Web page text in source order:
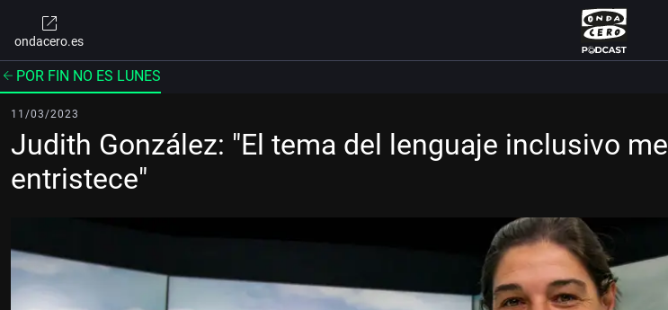
ondacero.es
POR FIN NO ES LUNES
11/03/2023
Judith González: "El tema del lenguaje inclusivo me
entristece"